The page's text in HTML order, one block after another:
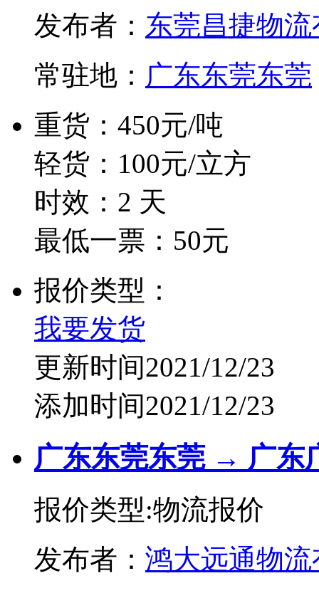
发布者： 东莞昌捷物
常驻地： 广东东莞东莞
重货：450元/吨
轻货：100元/立方
时效：2 天
最低一票：50元
报价类型：
我要发货
更新时间2021/12/23
添加时间2021/12/23
广东东莞东莞 → 广东
报价类型:物流报价
发布者： 鸿大远通物